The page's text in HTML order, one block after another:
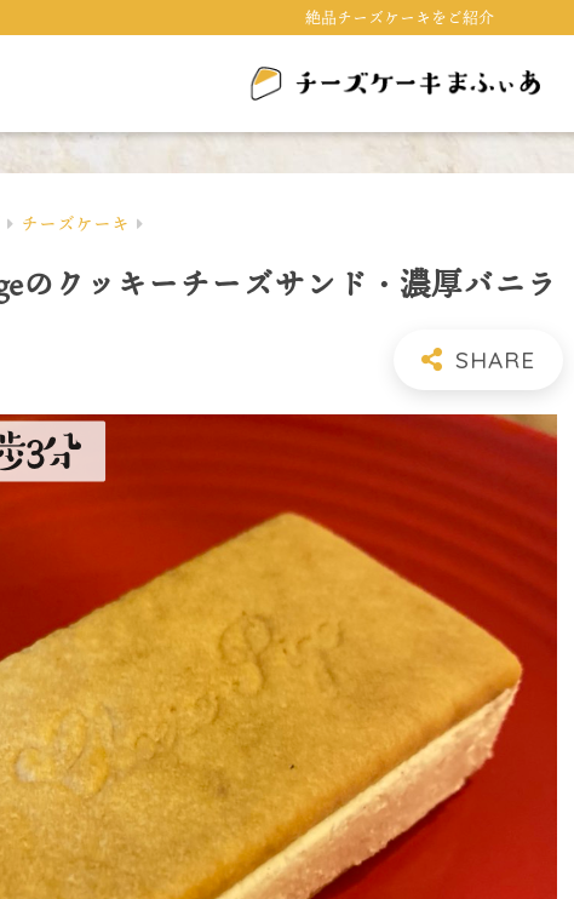
絶品チーズケーキをご紹介
チーズケーキ
のクッキーチーズサンド・濃厚バニラ